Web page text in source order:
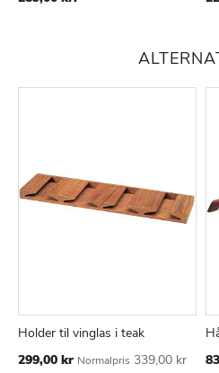
TIL
TIL
Holder til vinglas i teak
Tilbudspris
299,00 kr Normalpris 339,00 kr